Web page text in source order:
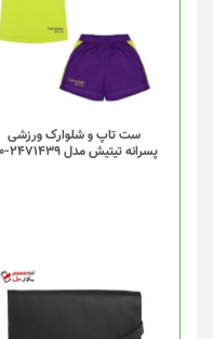
ست تاپ و شلوارک ورزشی
پسرانه تیتیش مدل 2471439-40